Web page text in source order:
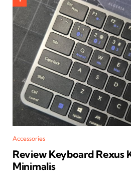
Accessories
Review Keyboard Rexus
Minimalis